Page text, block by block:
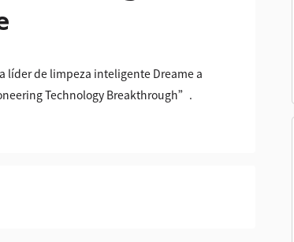
líder de limpeza inteligente Dreame a
Technology Breakthrough”.